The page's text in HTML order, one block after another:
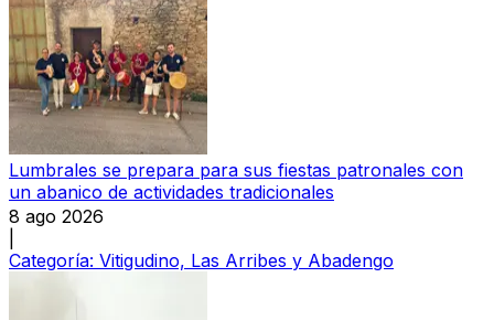
Lumbrales se prepara para sus fiestas patronales con
un abanico de actividades tradicionales
8 ago 2026
Categoría: Vitigudino, Las Arribes y Abadengo